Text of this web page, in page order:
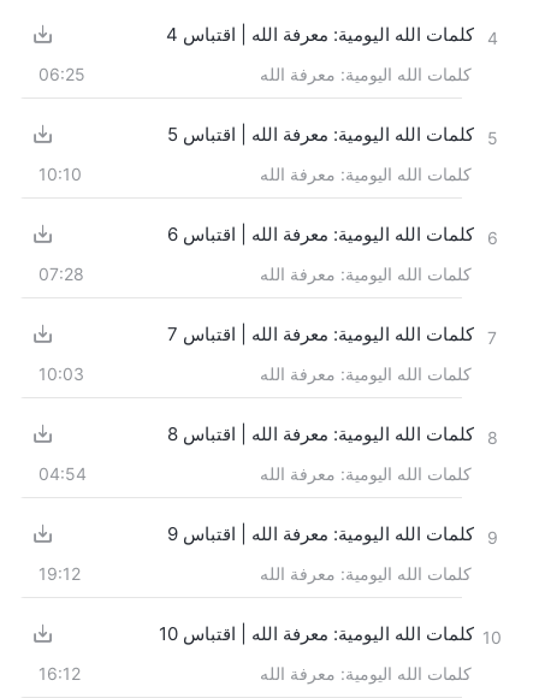
4 كلمات الله اليومية: معرفة الله | اقتباس 4
كلمات الله اليومية: معرفة الله 06:25
5 كلمات الله اليومية: معرفة الله | اقتباس 5
كلمات الله اليومية: معرفة الله 10:10
6 كلمات الله اليومية: معرفة الله | اقتباس 6
كلمات الله اليومية: معرفة الله 07:28
7 كلمات الله اليومية: معرفة الله | اقتباس 7
كلمات الله اليومية: معرفة الله 10:03
8 كلمات الله اليومية: معرفة الله | اقتباس 8
كلمات الله اليومية: معرفة الله 04:54
9 كلمات الله اليومية: معرفة الله | اقتباس 9
كلمات الله اليومية: معرفة الله 19:12
10 كلمات الله اليومية: معرفة الله | اقتباس 10
كلمات الله اليومية: معرفة الله 16:12